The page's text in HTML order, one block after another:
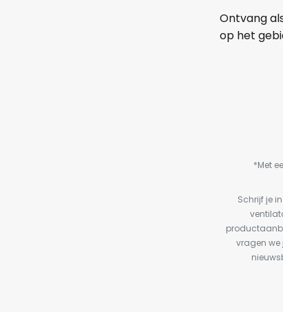
Ontvang
op het
*Met
Schrijf je
vragen we